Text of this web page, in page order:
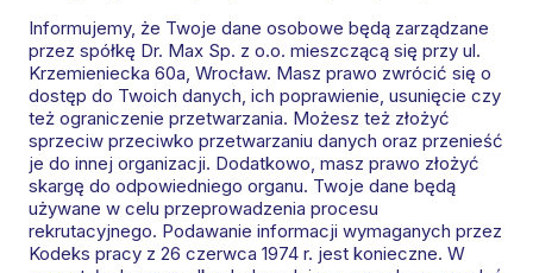
Informujemy, że Twoje dane osobowe będą zarządzane
przez spółkę Dr. Max Sp. z o.o. mieszczącą się przy ul.
Krzemieniecka 60a, Wrocław. Masz prawo zwrócić się o
dostęp do Twoich danych, ich poprawienie, usunięcie czy
też ograniczenie przetwarzania. Możesz też złożyć
sprzeciw przeciwko przetwarzaniu danych oraz przenieść
je do innej organizacji. Dodatkowo, masz prawo złożyć
skargę do odpowiedniego organu. Twoje dane będą
używane w celu przeprowadzenia procesu
rekrutacyjnego. Podawanie informacji wymaganych przez
Kodeks pracy z 26 czerwca 1974 r. jest konieczne. W